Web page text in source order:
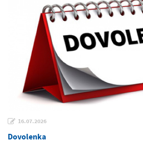
16.07.2026
Dovolenka